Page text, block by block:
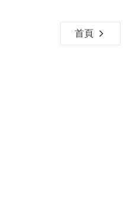
首頁